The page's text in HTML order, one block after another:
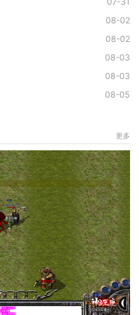
08-02
08-02
08-03
08-03
08-05
更多